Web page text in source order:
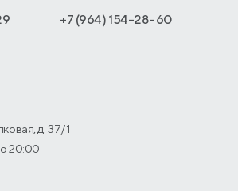
+7 (964) 154-28-60
д. 37/1
20:00